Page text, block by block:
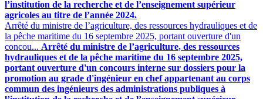
l’institution de la recherche et de l’enseignement supérieur
agricoles au titre de l’année 2024.
Arrêté du ministre de l’agriculture, des ressources hydrauliques et de
la pêche maritime du 16 septembre 2025, portant ouverture d'un
concou... Arrêté du ministre de l’agriculture, des ressources
hydrauliques et de la pêche maritime du 16 septembre 2025,
portant ouverture d'un concours interne sur dossiers pour la
promotion au grade d'ingénieur en chef appartenant au corps
commun des ingénieurs des administrations publiques à